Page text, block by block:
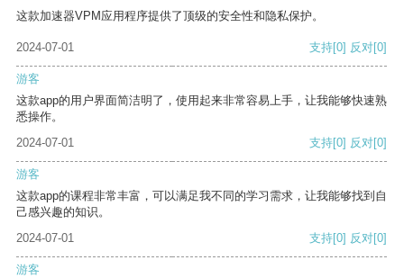
这款加速器VPM应用程序提供了顶级的安全性和隐私保护。
2024-07-01 支持[0] 反对[0]
游客
这款app的用户界面简洁明了，使用起来非常容易上手，让我能够快速熟
悉操作。
2024-07-01
支持[0] 反对[0]
游客
这款app的课程非常丰富，可以满足我不同的学习需求，让我能够找到自
己感兴趣的知识。
2024-07-01
支持[0] 反对[0]
游客